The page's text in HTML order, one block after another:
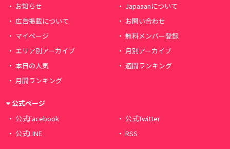
お知らせ
Japaaanについて
広告掲載について
お問い合わせ
マイページ
無料メンバー登録
エリア別アーカイブ
月別アーカイブ
本日の人気
週間ランキング
月間ランキング
公式ページ
公式Facebook
公式Twitter
公式LINE
RSS